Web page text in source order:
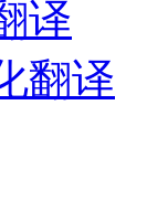
译
翻译